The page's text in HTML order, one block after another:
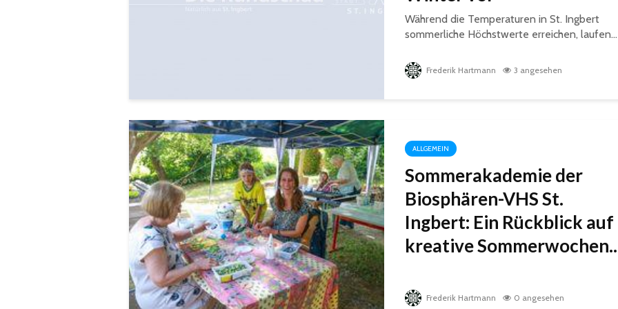
Während die Temperaturen in St. Ingbert
sommerliche Höchstwerte erreichen, laufen...
Frederik Hartmann 3 angesehen
ALLGEMEIN
Sommerakademie der
Biosphären-VHS St.
Ingbert: Ein Rückblick auf
kreative
Frederik Hartmann 0 angesehen